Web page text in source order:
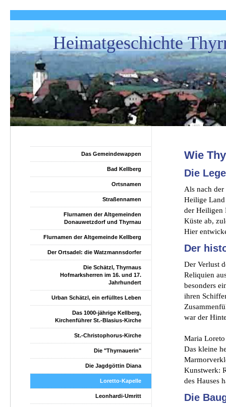
Heimatgeschichte
Wie
Die
Als nach der
Heilige Land
der Heiligen
Küste ab,
Hier
Der
Der Verlust
Reliquien
besonders
ihren
war der
Maria
Das kleine
Kunstwerk:
des Hauses
Die
Das Gemeindewappen
Bad Kellberg
Ortsnamen
Straßennamen
Flurnamen der Altgemeinden
Donauwetzdorf und Thyrnau
Flurnamen der Altgemeinde Kellberg
Der Ortsadel: die Watzmannsdorfer
Die Schätzl, Thyrnaus
Hofmarksherren im 16. und 17.
Jahrhundert
Urban Schätzl, ein erfülltes Leben
Das 1000-jährige Kellberg,
Kirchenführer St.-Blasius-Kirche
St.-Christophorus-Kirche
Die "Thyrnauerin"
Die Jagdgöttin Diana
Loretto-Kapelle
Leonhardi-Umritt